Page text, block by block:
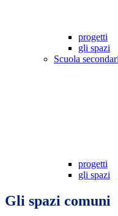
progetti
gli spazi
Scuola
progetti
gli spazi
Gli spazi comuni